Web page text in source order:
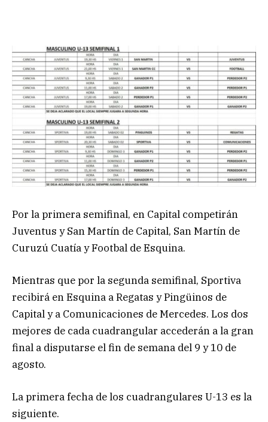
Por la primera semifinal, en Capital competirán
Juventus y San Martín de Capital, San Martín de
Curuzú Cuatía y Footbal de Esquina.
Mientras que por la segunda semifinal, Sportiva
recibirá en Esquina a Regatas y Pingüinos de
Capital y a Comunicaciones de Mercedes. Los dos
mejores de cada cuadrangular accederán a la gran
final a disputarse el fin de semana del 9 y 10 de
agosto.
La primera fecha de los cuadrangulares U-13 es la
siguiente.